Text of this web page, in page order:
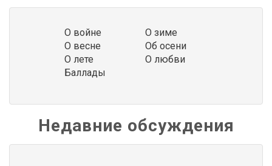
О войне
О зиме
О весне
Об осени
О лете
О любви
Баллады
Недавние обсуждения